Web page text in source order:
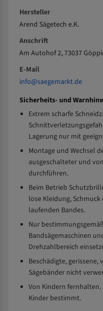
Hersteller
Arend Sägetech e.K.
Anschrift
Am Autohof 2, 73037
E-Mail
info@saegemarkt.de
Sicherheits- und
Extrem scharfe
Lagerung nur mit
Montage und Wechsel
ausgeschalteter und
durchführen.
Beim Betrieb
lose Kleidung,
laufenden Bandes.
Nur
Bandsägemaschinen
Drehzahlbereich
Beschädigte,
Sägebänder nicht
Von Kindern
Kinder bestimmt.